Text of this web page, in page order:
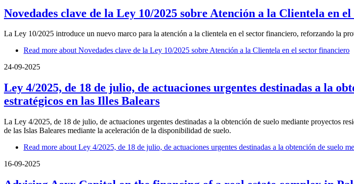
Novedades clave de la Ley 10/2025 sobre Atención a la Clientela en
La Ley 10/2025 introduce un nuevo marco para la atención a la clientela en el sector financiero, reforzando la
Read more about Novedades clave de la Ley 10/2025 sobre Atención a la Clientela en el sector financiero
24-09-2025
Ley 4/2025, de 18 de julio, de actuaciones urgentes destinadas a la
estratégicos en las Illes Balears
La Ley 4/2025, de 18 de julio, de actuaciones urgentes destinadas a la obtención de suelo mediante proyectos
de las Islas Baleares mediante la aceleración de la disponibilidad de suelo.
Read more about Ley 4/2025, de 18 de julio, de actuaciones urgentes destinadas a la obtención de suelo
16-09-2025